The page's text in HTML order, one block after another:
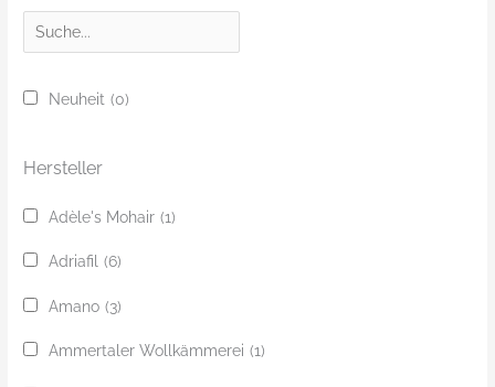
u
Neuheit (0)
Hersteller
Adèle's Mohair (1)
Adriafil (6)
Amano (3)
Ammertaler Wollkämmerei (1)